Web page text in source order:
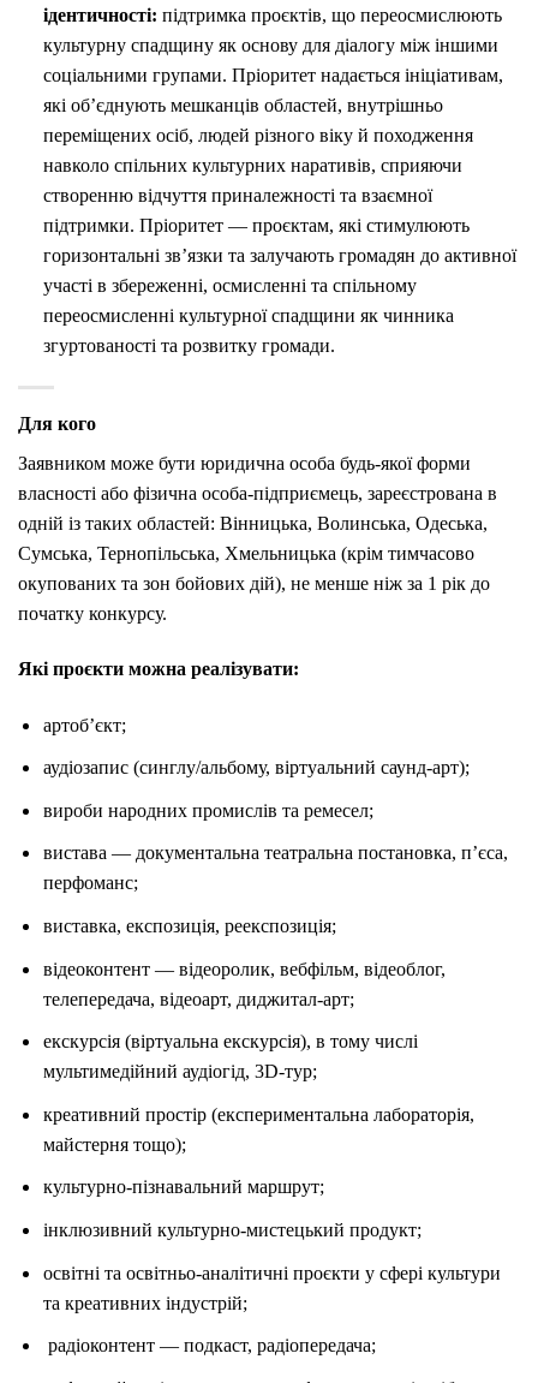
ідентичності: підтримка проєктів, що переосмислюють
культурну спадщину як основу для діалогу між іншими
соціальними групами. Пріоритет надається ініціативам,
які об’єднують мешканців областей, внутрішньо
переміщених осіб, людей різного віку й походження
навколо спільних культурних наративів, сприяючи
створенню відчуття приналежності та взаємної
підтримки. Пріоритет — проєктам, які стимулюють
горизонтальні зв’язки та залучають громадян до активної
участі в збереженні, осмисленні та спільному
переосмисленні культурної спадщини як чинника
згуртованості та розвитку громади.
Для кого
Заявником може бути юридична особа будь-якої форми
власності або фізична особа-підприємець, зареєстрована в
одній із таких областей: Вінницька, Волинська, Одеська,
Сумська, Тернопільська, Хмельницька (крім тимчасово
окупованих та зон бойових дій), не менше ніж за 1 рік до
початку конкурсу.
Які проєкти можна реалізувати:
артоб’єкт;
аудіозапис (синглу/альбому, віртуальний саунд-арт);
вироби народних промислів та ремесел;
вистава — документальна театральна постановка, п’єса,
перфоманс;
виставка, експозиція, реекспозиція;
відеоконтент — відеоролик, вебфільм, відеоблог,
телепередача, відеоарт, диджитал-арт;
екскурсія (віртуальна екскурсія), в тому числі
мультимедійний аудіогід, 3D-тур;
креативний простір (експериментальна лабораторія,
майстерня тощо);
культурно-пізнавальний маршрут;
інклюзивний культурно-мистецький продукт;
освітні та освітньо-аналітичні проєкти у сфері культури
та креативних індустрій;
радіоконтент — подкаст, радіопередача;